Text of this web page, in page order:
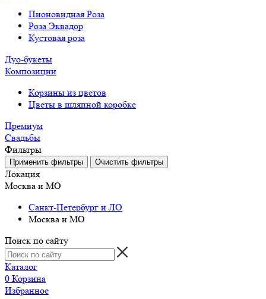
Пионовидная Роза
Роза Эквадор
Кустовая роза
Дуо-букеты
Композиции
Корзины из цветов
Цветы в шляпной коробке
Премиум
Свадьбы
Фильтры
Локация
Москва и МО
Санкт-Петербург и ЛО
Москва и МО
Поиск по сайту
Каталог
0 Корзина
Избранное